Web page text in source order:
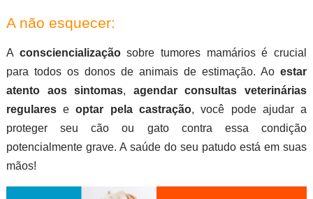
A não esquecer:
A consciencializaçãosobre tumores mamários é crucial
para todos os donos de animais de estimação. Aoestar
atento aos sintomas, agendar consultas veterinárias
regulareseoptar pela castração, você pode ajudar a
proteger seu cão ou gato contra essa condição
potencialmente grave. A saúde do seu patudo está em suas
mãos!